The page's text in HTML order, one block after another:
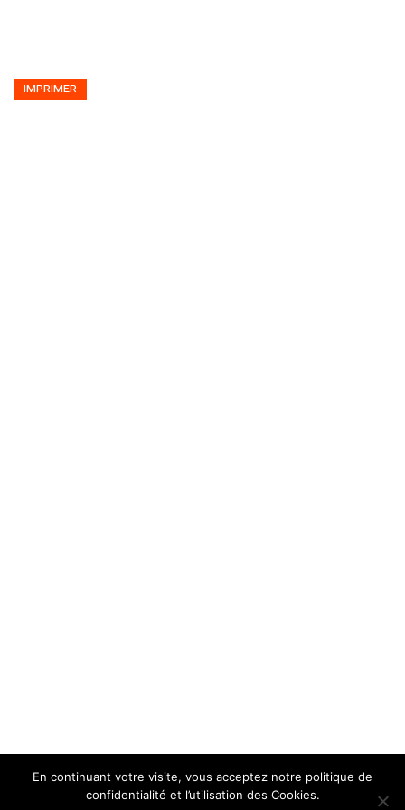
IMPRIMER
En continuant votre visite, vous acceptez notre politique de
confidentialité et l’utilisation des Cookies.